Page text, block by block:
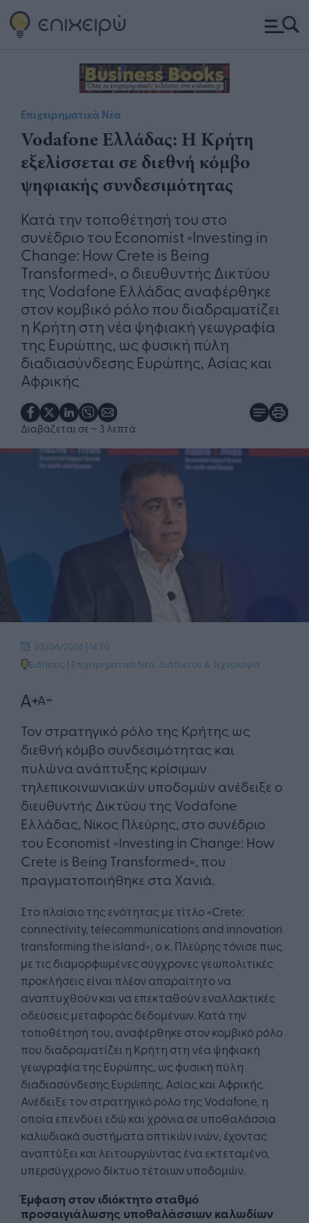
Επιχειρηματικά Νέα
Vodafone Ελλάδας: Η Κρήτη
εξελίσσεται σε διεθνή κόμβο
ψηφιακής συνδεσιμότητας
Κατά την τοποθέτησή του στο
συνέδριο του Economist «Investing in
Change: How Crete is Being
Transformed», ο διευθυντής Δικτύου
της Vodafone Ελλάδας αναφέρθηκε
στον κομβικό ρόλο που διαδραματίζει
η Κρήτη στη νέα ψηφιακή γεωγραφία
της Ευρώπης, ως φυσική πύλη
διαδιασύνδεσης Ευρώπης, Ασίας και
Αφρικής
Διαβάζεται σε ~ 3 λεπτά
02/06/2026 | 14:20
Ειδήσεις | Επιχειρηματικά Νέα Διαδίκτυο & Τεχνολογία
Τον στρατηγικό ρόλο της Κρήτης ως
διεθνή κόμβο συνδεσιμότητας και
πυλώνα ανάπτυξης κρίσιμων
τηλεπικοινωνιακών υποδομών ανέδειξε ο
διευθυντής Δικτύου της Vodafone
Ελλάδας, Νίκος Πλεύρης, στο συνέδριο
του Economist «Investing in Change: How
Crete is Being Transformed», που
πραγματοποιήθηκε στα Χανιά.
Στο πλαίσιο της ενότητας με τίτλο «Crete:
connectivity, telecommunications and innovation
transforming the island», ο κ. Πλεύρης τόνισε πως
με τις διαμορφωμένες σύγχρονες γεωπολιτικές
προκλήσεις είναι πλέον απαραίτητο να
αναπτυχθούν και να επεκταθούν εναλλακτικές
οδεύσεις μεταφοράς δεδομένων. Κατά την
τοποθέτησή του, αναφέρθηκε στον κομβικό ρόλο
που διαδραματίζει η Κρήτη στη νέα ψηφιακή
γεωγραφία της Ευρώπης, ως φυσική πύλη
διαδιασύνδεσης Ευρώπης, Ασίας και Αφρικής.
Ανέδειξε τον στρατηγικό ρόλο της Vodafone, η
οποία επενδύει εδώ και χρόνια σε υποθαλάσσια
καλωδιακά συστήματα οπτικών ινών, έχοντας
αναπτύξει και λειτουργώντας ένα εκτεταμένο,
υπερσύγχρονο δίκτυο τέτοιων υποδομών.
Έμφαση στον ιδιόκτητο σταθμό
προσαιγιάλωσης υποθαλάσσιων καλωδίων